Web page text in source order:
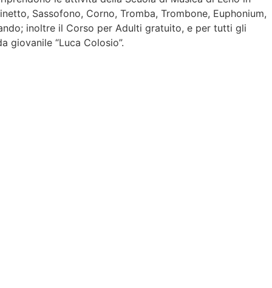
Sassofono, Corno, Tromba, Trombone, Euphonium,
inoltre il Corso per Adulti gratuito, e per tutti gli
giovanile “Luca Colosio”.